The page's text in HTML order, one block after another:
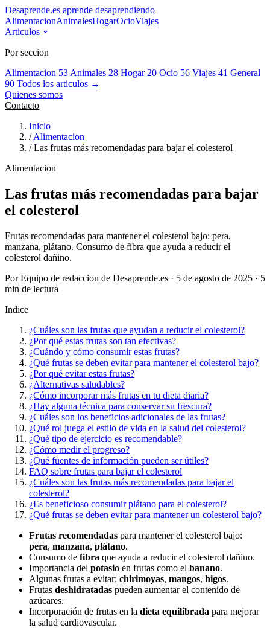
Desaprende.es aprende desaprendiendo
AlimentacionAnimalesHogarOcioViajes
Articulos
Por seccion
Alimentacion 53 Animales 28 Hogar 20 Ocio 56 Viajes 41 General
90 Todos los articulos →
Quienes somos
Contacto
Inicio
/ Alimentacion
/ Las frutas más recomendadas para bajar el colesterol
Alimentacion
Las frutas más recomendadas para bajar
el colesterol
Frutas recomendadas para mantener el colesterol bajo: pera,
manzana, plátano. Consumo de fibra que ayuda a reducir el
colesterol dañino.
Por Equipo de redaccion de Desaprende.es · 5 de agosto de 2025 · 5
min de lectura
Indice
¿Cuáles son las frutas que ayudan a reducir el colesterol?
¿Por qué estas frutas son tan efectivas?
¿Cuándo y cómo consumir estas frutas?
¿Qué frutas se deben evitar para mantener el colesterol bajo?
¿Por qué evitar estas frutas?
¿Alternativas saludables?
¿Cómo incorporar más frutas en tu dieta diaria?
¿Hay alguna técnica para conservar su frescura?
¿Cuáles son los beneficios adicionales de las frutas?
¿Qué rol juega el estilo de vida en la salud del colesterol?
¿Qué tipo de ejercicio es recomendable?
¿Cómo medir el progreso?
¿Qué fuentes de información pueden ser útiles?
FAQ sobre frutas para bajar el colesterol
¿Cuáles son las frutas más recomendadas para bajar el
colesterol?
¿Es beneficioso consumir plátano para el colesterol?
¿Qué frutas se deben evitar para mantener un colesterol bajo?
Frutas recomendadas para mantener el colesterol bajo:
pera, manzana, plátano.
Consumo de fibra que ayuda a reducir el colesterol dañino.
Importancia del potasio en frutas como el banano.
Algunas frutas a evitar: chirimoyas, mangos, higos.
Frutas deshidratadas pueden aumentar el contenido de
azúcares.
Incorporación de frutas en la dieta equilibrada para mejorar
la salud cardiovascular.